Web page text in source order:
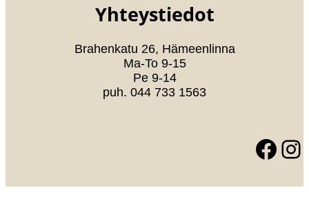
Yhteystiedot
Brahenkatu 26, Hämeenlinna
Ma-To 9-15
Pe 9-14
puh. 044 733 1563
Facebook Instagram